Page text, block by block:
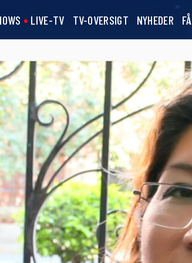
LIVE-TV TV-OVERSIGT NYHEDER FÅ